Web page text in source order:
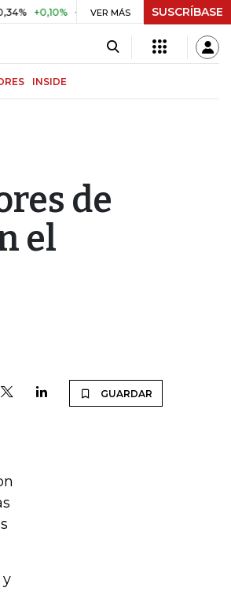
+0,10% +0,98% UVR $ 416,81 +$ 0,05
VER MÁS SUSCRÍBASE
INSIDE
de
el
GUARDAR
y